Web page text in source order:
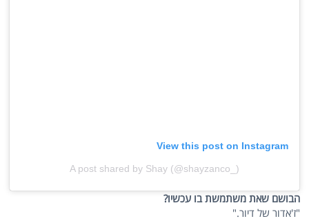
View this post on Instagram
A post shared by Shay (@shayzanco_)
הבושם שאת משתמשת בו עכשיו?
"ז'אדור של דיור."